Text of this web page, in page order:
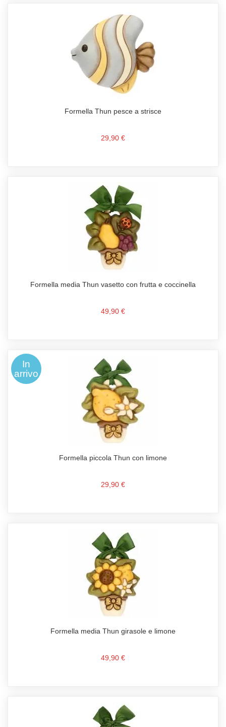
Formella Thun pesce a strisce
29,90 €
Formella media Thun vasetto con frutta e coccinella
49,90 €
In
arrivo
Formella piccola Thun con limone
29,90 €
Formella media Thun girasole e limone
49,90 €